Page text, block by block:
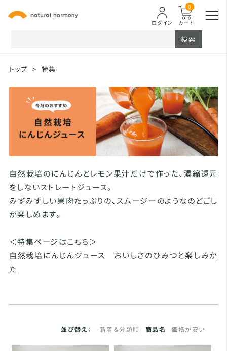
カート
0
ログイン
検索
トップ > 特集
自然栽培のにんじんとレモン果汁だけで作った、濃縮還元
をしないストレートジュース。
みずみずしい果肉たっぷりの、スムージーのようなのどごし
が楽しめます。
＜特集ページはこちら＞
自然栽培にんじんジュース おいしさのひみつと楽しみか
た
並び替え： 新着＆分類順 商品名 価格が安い